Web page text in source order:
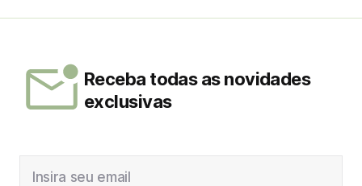
Receba todas as novidades
exclusivas
Insira seu email